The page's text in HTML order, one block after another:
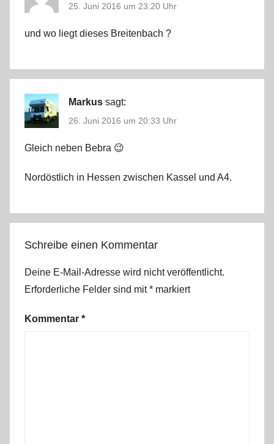
25. Juni 2016 um 23:20 Uhr
und wo liegt dieses Breitenbach ?
Markus sagt:
26. Juni 2016 um 20:33 Uhr
Gleich neben Bebra 😉
Nordöstlich in Hessen zwischen Kassel und A4.
Schreibe einen Kommentar
Deine E-Mail-Adresse wird nicht veröffentlicht.
Erforderliche Felder sind mit* markiert
Kommentar *